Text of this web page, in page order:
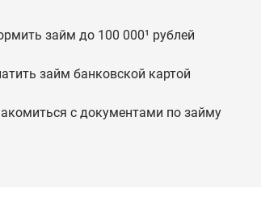
займ до 100 000¹ рублей
займ банковской картой
с документами по займу